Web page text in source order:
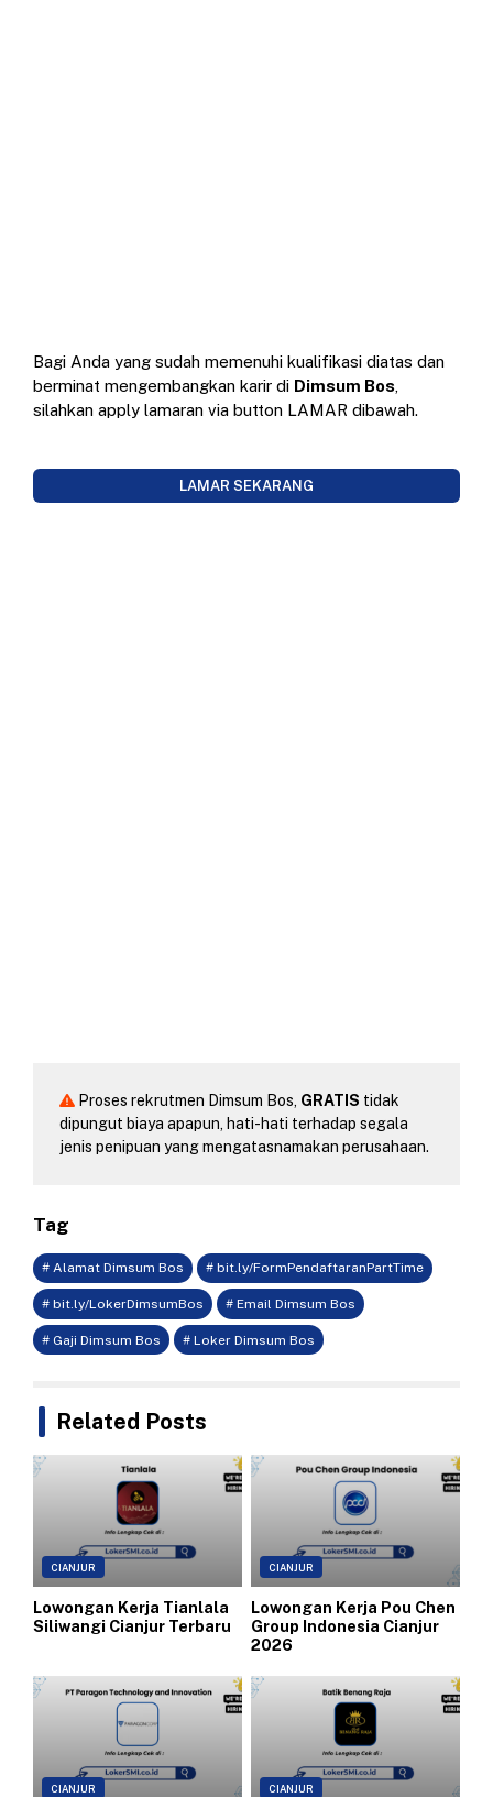
Bagi Anda yang sudah memenuhi kualifikasi diatas dan
berminat mengembangkan karir di Dimsum Bos,
silahkan apply lamaran via button LAMAR dibawah.
LAMAR SEKARANG
Proses rekrutmen Dimsum Bos, GRATIS tidak
dipungut biaya apapun, hati-hati terhadap segala
jenis penipuan yang mengatasnamakan perusahaan.
Tag
# Alamat Dimsum Bos # bit.ly/FormPendaftaranPartTime
# bit.ly/LokerDimsumBos # Email Dimsum Bos
# Gaji Dimsum Bos # Loker Dimsum Bos
Related Posts
CIANJUR
Lowongan Kerja Tianlala
Siliwangi Cianjur Terbaru
CIANJUR
Lowongan Kerja Pou Chen
Group Indonesia Cianjur
2026
CIANJUR CIANJUR